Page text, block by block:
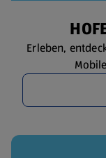
Erleben,